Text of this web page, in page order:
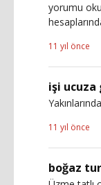
yorumu
11 yıl önce
işi
11 yıl önce
boğaz